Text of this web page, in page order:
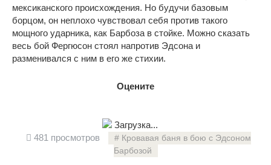
мексиканского происхождения. Но будучи базовым
борцом, он неплохо чувствовал себя против такого
мощного ударника, как Барбоза в стойке. Можно сказать
весь бой Фергюсон стоял напротив Эдсона и
разменивался с ним в его же стихии.
Оцените
Загрузка...
481 просмотров
Кровавая баня в бою с Эдсоном
Барбозой